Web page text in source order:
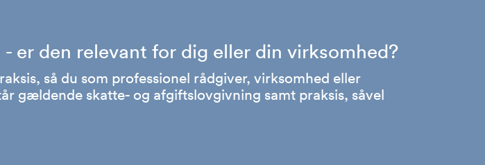
den relevant for dig eller din virksomhed?
så du som professionel rådgiver, virksomhed eller
gældende skatte- og afgiftslovgivning samt praksis, såvel